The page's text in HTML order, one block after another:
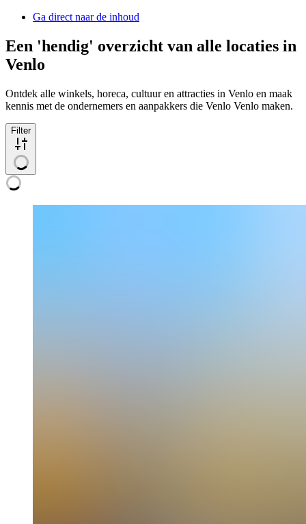
Ga direct naar de inhoud
Een 'hendig' overzicht van alle locaties in
Venlo
Ontdek alle winkels, horeca, cultuur en attracties in Venlo en maak
kennis met de ondernemers en aanpakkers die Venlo Venlo maken.
Filter